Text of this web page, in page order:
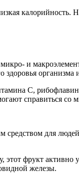
калорийность.
и
организма
С,
справиться со
средством для
фрукт
железы.